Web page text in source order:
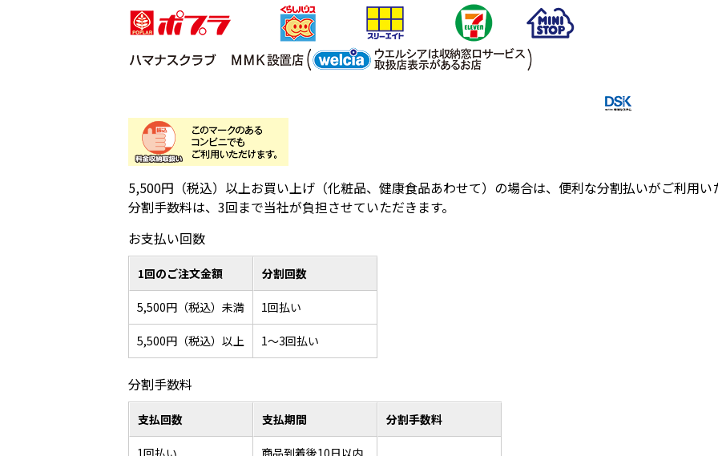
5,500円（税込）以上お買い上げ（化粧品、健康食品あわせて）の場合は、便利な分割払いがご利用い
分割手数料は、3回まで当社が負担させていただきます。
お支払い回数
1回のご注文金額 分割回数
5,500円（税込）未満 1回払い
5,500円（税込）以上 1～3回払い
分割手数料
支払回数 支払期間 分割手数料